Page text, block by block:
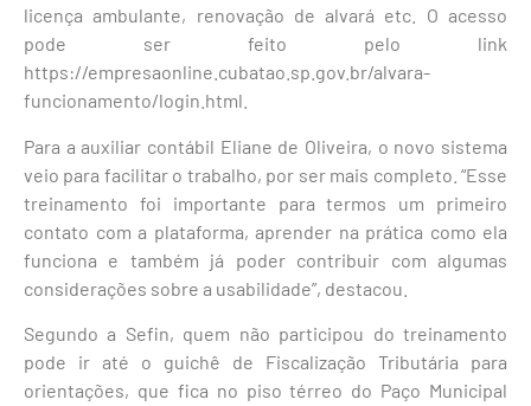
licença ambulante, renovação de alvará etc. O acesso
pode ser feito pelo link
https://empresaonline.cubatao.sp.gov.br/alvara-
funcionamento/login.html.
Para a auxiliar contábil Eliane de Oliveira, o novo sistema
veio para facilitar o trabalho, por ser mais completo. “Esse
treinamento foi importante para termos um primeiro
contato com a plataforma, aprender na prática como ela
funciona e também já poder contribuir com algumas
considerações sobre a usabilidade”, destacou.
Segundo a Sefin, quem não participou do treinamento
pode ir até o guichê de Fiscalização Tributária para
orientações, que fica no piso térreo do Paço Municipal